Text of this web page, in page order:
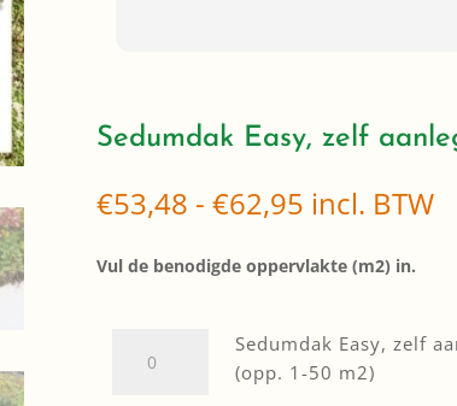
Sedumdak Easy, zelf
€53,48 - €62,95Prijsklasse:
tot
€62,95
incl. BTW
Vul de benodigde oppervlakte (m2) in.
Easy,
Sedumdak Easy, zelf
(opp. 1-50 m2)